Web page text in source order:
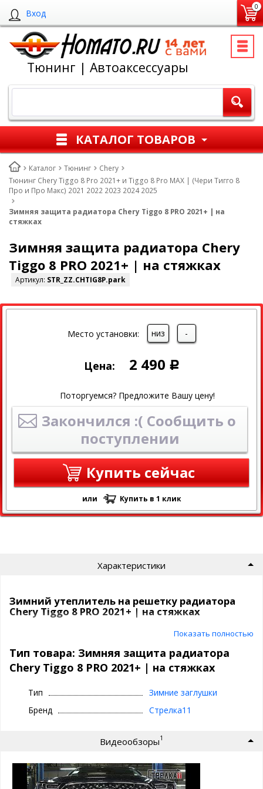
Вход
0
Тюнинг | Автоаксессуары
КАТАЛОГ ТОВАРОВ
Каталог Тюнинг
Chery
Тюнинг Chery Tiggo 8 Pro 2021+ и Tiggo 8 Pro MAX | (Чери Тигго 8
Про и Про Макс) 2021 2022 2023 2024 2025
Зимняя защита радиатора Chery Tiggo 8 PRO 2021+ | на
стяжках
Зимняя защита радиатора Chery
Tiggo 8 PRO 2021+ | на стяжках
Артикул: STR_ZZ.CHTIG8P.park
Место установки: низ -
Цена: 2 490 Р
Поторгуемся? Предложите Вашу цену!
Закончился :( Сообщить о
поступлении
Купить сейчас
или Купить в 1 клик
Характеристики
Зимний утеплитель на решетку радиатора
Chery Tiggo 8 PRO 2021+ | на стяжках
Зимний экран | на стяжках
⊕ сохраняет тепло при минусовых
температурах
⊕ надежно фиксируется,идельно повторяет
⊕ используется зимой для защиты от грязи,
эластичный и практичный
⊕ износостоек, легко чистится и моется, прост
Показать полностью
Тип товара: Зимняя защита радиатора
Chery Tiggo 8 PRO 2021+ | на стяжках
Тип
Зимние заглушки
Бренд
Стрелка11
Видеообзоры1